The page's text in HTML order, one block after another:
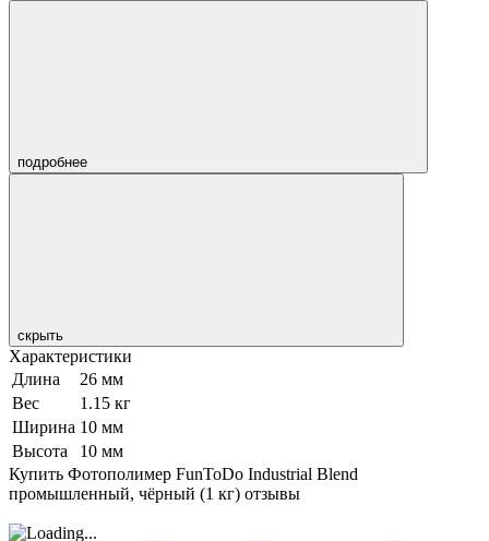
подробнее
скрыть
Характеристики
Длина
26 мм
Вес
1.15 кг
Ширина 10 мм
Высота
10 мм
Купить Фотополимер FunToDo Industrial Blend
промышленный, чёрный (1 кг) отзывы